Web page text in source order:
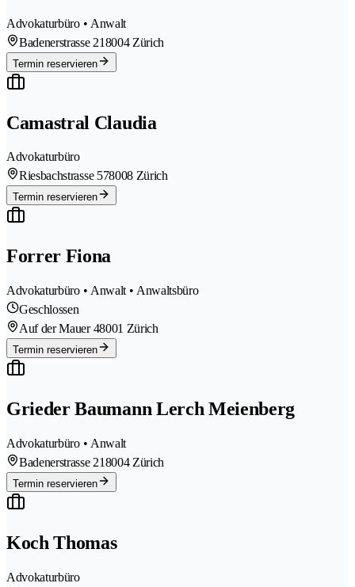
Advokaturbüro • Anwalt
Badenerstrasse 218004 Zürich
Termin reservieren
Camastral Claudia
Advokaturbüro
Riesbachstrasse 578008 Zürich
Termin reservieren
Forrer Fiona
Advokaturbüro • Anwalt • Anwaltsbüro
Geschlossen
Auf der Mauer 48001 Zürich
Termin reservieren
Grieder Baumann Lerch Meienberg
Advokaturbüro • Anwalt
Badenerstrasse 218004 Zürich
Termin reservieren
Koch Thomas
Advokaturbüro